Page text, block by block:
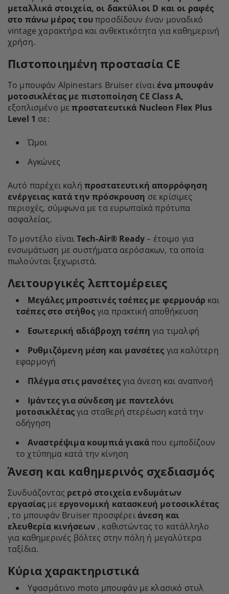
μεταλλικά στοιχεία, οι δακτύλιοι D και οι ραφές
στο πάνω μέρος τουπροσδίδουν έναν μοναδικό
vintage χαρακτήρα και ανθεκτικότητα για καθημερινή
χρήση.
Πιστοποιημένη προστασία CE
Το μπουφάν Alpinestars Bruiser είναιένα μπουφάν
μοτοσικλέτας με πιστοποίηση CE Class A,
εξοπλισμένο μεπροστατευτικά Nucleon Flex Plus
Level 1 σε:
Ώμοι
Αγκώνες
Αυτό παρέχει καλή προστατευτική απορρόφηση
ενέργειας κατά την πρόσκρουση σε κρίσιμες
περιοχές, σύμφωνα με τα ευρωπαϊκά πρότυπα
ασφαλείας.
Το μοντέλο είναι Tech-Air® Ready– έτοιμο για
ενσωμάτωση με συστήματα αερόσακων, τα οποία
πωλούνται ξεχωριστά.
Λειτουργικές λεπτομέρειες
Μεγάλες μπροστινές τσέπες με φερμουάρ και
τσέπες στο στήθοςγια πρακτική αποθήκευση
Εσωτερική αδιάβροχη τσέπη για τιμαλφή
Ρυθμιζόμενη μέση και μανσέτες για καλύτερη
εφαρμογή
Πλέγμα στις μανσέτεςγια άνεση και αναπνοή
Ιμάντες για σύνδεση με παντελόνι
μοτοσικλέταςγια σταθερή στερέωση κατά την
οδήγηση
Αναστρέψιμα κουμπιά γιακάπου εμποδίζουν
το χτύπημα κατά την κίνηση
Άνεση και καθημερινός σχεδιασμός
Συνδυάζοντας ρετρό στοιχεία ενδυμάτων
εργασίας με εργονομική κατασκευή μοτοσικλέτας
, το μπουφάν Bruiser προσφέρειάνεση και
ελευθερία κινήσεων , καθιστώντας το κατάλληλο
για καθημερινές βόλτες στην πόλη ή μεγαλύτερα
ταξίδια.
Κύρια χαρακτηριστικά
Υφασμάτινο moto μπουφάν με κλασικό στυλ